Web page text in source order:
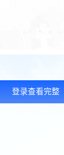
登录查看完整